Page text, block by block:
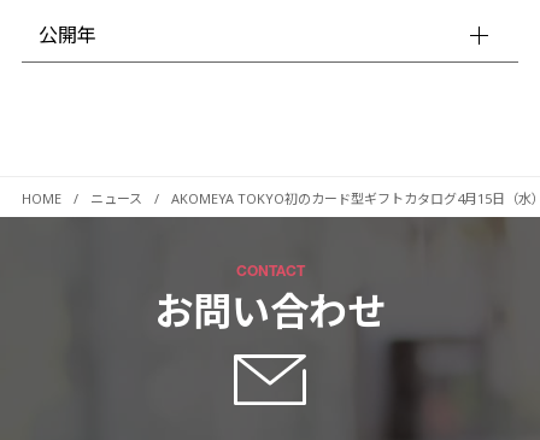
公開年
HOME ニュース AKOMEYA TOKYO初のカード型ギフトカタログ4月15日（
CONTACT
お問い合わせ